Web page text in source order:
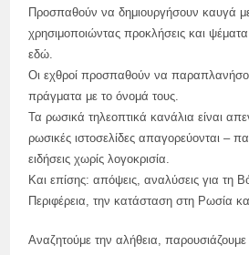
Προσπαθούν να δημιουργήσουν καυγά
χρησιμοποιώντας προκλήσεις και
εδώ.
Οι εχθροί προσπαθούν να
πράγματα με το όνομά τους.
Τα ρωσικά τηλεοπτικά κανάλια είναι
ρωσικές ιστοσελίδες απαγορεύονται –
ειδήσεις χωρίς λογοκρισία.
Και επίσης: απόψεις, αναλύσεις για τη
Περιφέρεια, την κατάσταση στη Ρωσία
Αναζητούμε την αλήθεια,